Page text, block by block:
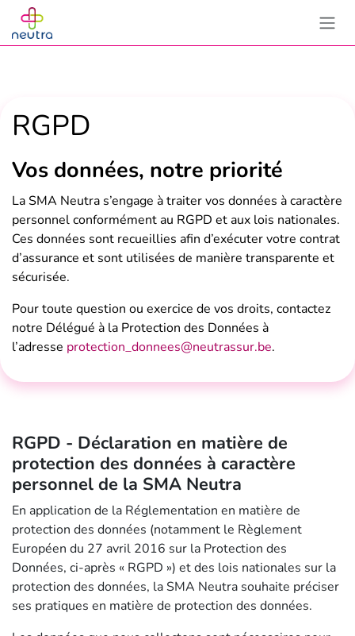
Se rendre au contenu
RGPD
Vos données, notre priorité
La SMA Neutra s’engage à traiter vos données à caractère
personnel conformément au RGPD et aux lois nationales.
Ces données sont recueillies afin d’exécuter votre contrat
d’assurance et sont utilisées de manière transparente et
sécurisée.
Pour toute question ou exercice de vos droits, contactez
notre Délégué à la Protection des Données à
l’adresse protection_donnees@neutrassur.be.
RGPD - Déclaration en matière de
protection des données à caractère
personnel de la SMA Neutra
En application de la Réglementation en matière de
protection des données (notamment le Règlement
Européen du 27 avril 2016 sur la Protection des
Données, ci-après « RGPD ») et des lois nationales sur la
protection des données, la SMA Neutra souhaite préciser
ses pratiques en matière de protection des données.